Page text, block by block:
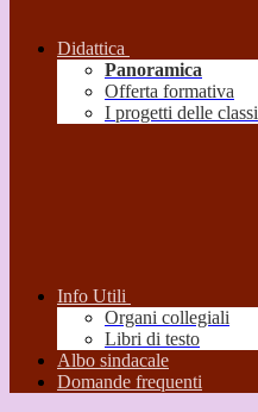
Didattica
Panoramica
Offerta formativa
I progetti delle classi
Info Utili
Organi collegiali
Libri di testo
Albo sindacale
Domande frequenti